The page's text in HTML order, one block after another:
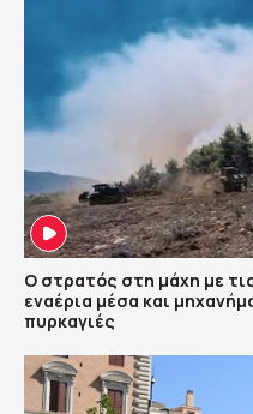
Ο στρατός στη μάχη με
εναέρια μέσα και
πυρκαγιές